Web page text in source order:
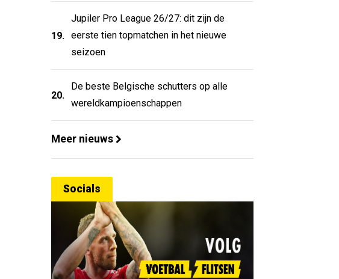
19.
Jupiler Pro League 26/27: dit zijn de
eerste tien topmatchen in het nieuwe
seizoen
20.
De beste Belgische schutters op alle
wereldkampioenschappen
Meer nieuws
Socials